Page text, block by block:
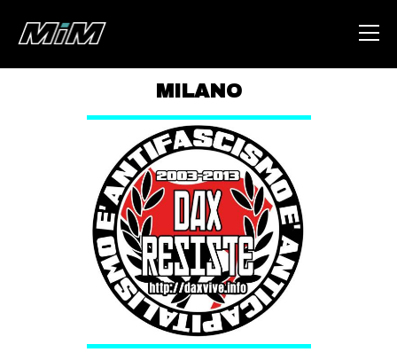
ABOUT
AREA
DEGENERAZIONE
GAZA FREESTYLE
CSOA LAMBRETTA
MSM
STUDENTI TSUNAMI
MILANO